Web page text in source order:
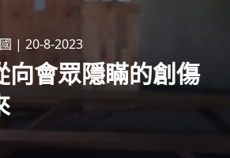
| 20-8-2023
向會眾隱瞞的創傷